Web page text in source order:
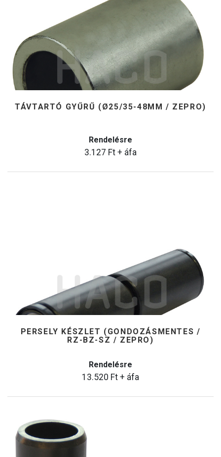
TÁVTARTÓ GYŰRŰ (Ø25/35-48MM / ZEPRO)
Rendelésre
3.127 Ft + áfa
PERSELY KÉSZLET (GONDOZÁSMENTES /
RZ-BZ-SZ / ZEPRO)
Rendelésre
13.520 Ft + áfa